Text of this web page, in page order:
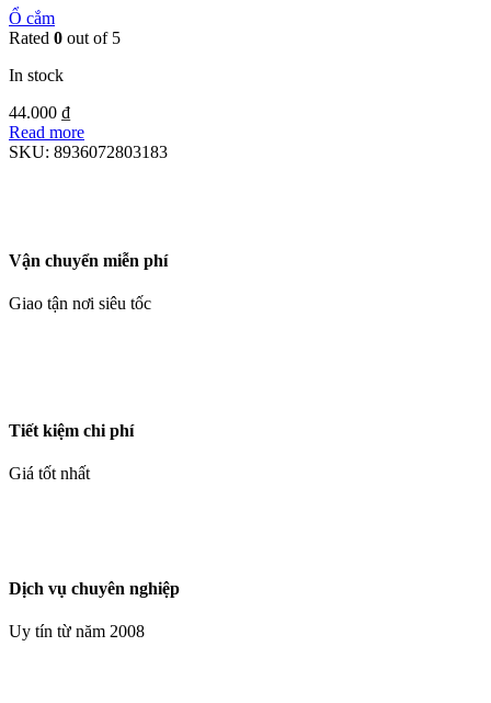
Ổ cắm
Rated 0 out of 5
In stock
44.000 ₫
Read more
SKU: 8936072803183
Vận chuyển miễn phí
Giao tận nơi siêu tốc
Tiết kiệm chi phí
Giá tốt nhất
Dịch vụ chuyên nghiệp
Uy tín từ năm 2008